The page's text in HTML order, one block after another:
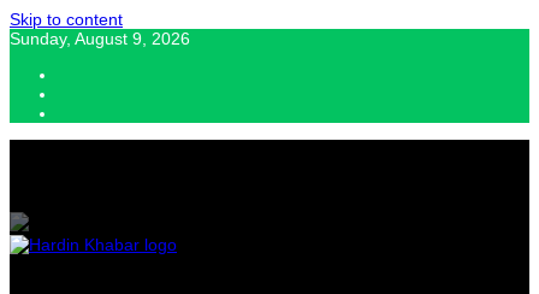
Skip to content
Sunday, August 9, 2026